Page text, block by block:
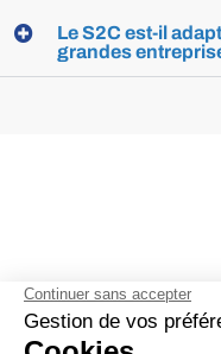
Le S2C est-il
grandes